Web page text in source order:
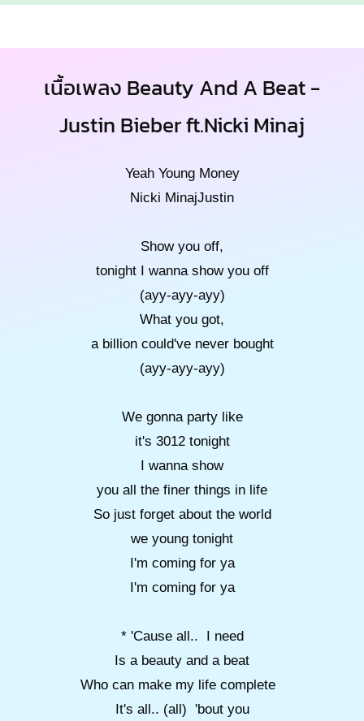
เนื้อเพลง Beauty And A Beat -
Justin Bieber ft.Nicki Minaj
Yeah Young Money
Nicki MinajJustin
Show you off,
tonight I wanna show you off
(ayy-ayy-ayy)
What you got,
a billion could've never bought
(ayy-ayy-ayy)
We gonna party like
it's 3012 tonight
I wanna show
you all the finer things in life
So just forget about the world
we young tonight
I'm coming for ya
I'm coming for ya
* 'Cause all.. I need
Is a beauty and a beat
Who can make my life complete
It's all.. (all) 'bout you